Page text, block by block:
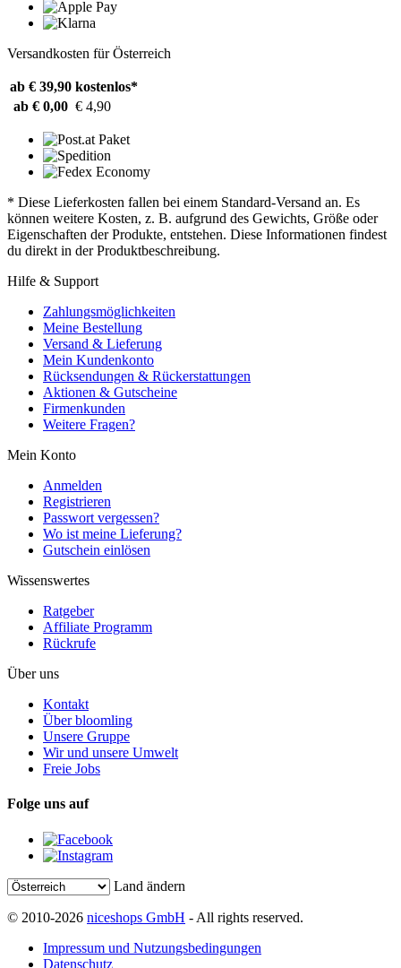
Versandkosten für Österreich
ab € 39,90 kostenlos*
ab € 0,00 € 4,90
* Diese Lieferkosten fallen bei einem Standard-Versand an. Es
können weitere Kosten, z. B. aufgrund des Gewichts, Größe oder
Eigenschaften der Produkte, entstehen. Diese Informationen findest
du direkt in der Produktbeschreibung.
Hilfe & Support
Zahlungsmöglichkeiten
Meine Bestellung
Versand & Lieferung
Mein Kundenkonto
Rücksendungen & Rückerstattungen
Aktionen & Gutscheine
Firmenkunden
Weitere Fragen?
Mein Konto
Anmelden
Registrieren
Passwort vergessen?
Wo ist meine Lieferung?
Gutschein einlösen
Wissenswertes
Ratgeber
Affiliate Programm
Rückrufe
Über uns
Kontakt
Über bloomling
Unsere Gruppe
Wir und unsere Umwelt
Freie Jobs
Folge uns auf
Land ändern
© 2010-2026 niceshops GmbH - All rights reserved.
Impressum und Nutzungsbedingungen
Datenschutz